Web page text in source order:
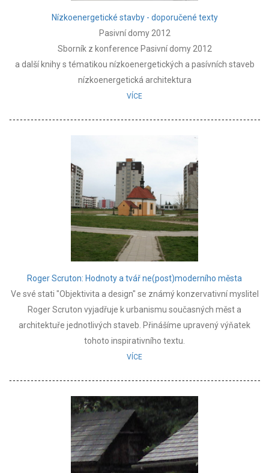
Nízkoenergetické stavby - doporučené texty
Pasivní domy 2012
Sborník z konference Pasivní domy 2012
a další knihy s tématikou nízkoenergetických a pasívních staveb
nízkoenergetická architektura
VÍCE
Roger Scruton: Hodnoty a tvář ne(post)moderního města
Ve své stati "Objektivita a design" se známý konzervativní myslitel
Roger Scruton vyjadřuje k urbanismu současných měst a
architektuře jednotlivých staveb. Přinášíme upravený výňatek
tohoto inspirativního textu.
VÍCE